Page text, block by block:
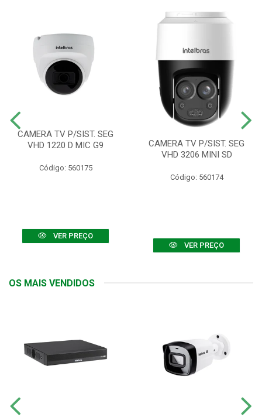
CAMERA TV P/SIST. SEG
VHD 1220 D MIC G9
Código: 560175
VER PREÇO
CAMERA TV P/SIST. SEG
VHD 3206 MINI SD
Código: 560174
VER PREÇO
OS MAIS VENDIDOS